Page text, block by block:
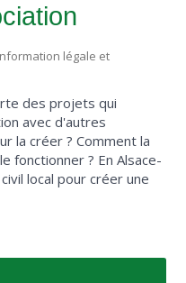
légale et
des projets qui
avec d'autres
la créer ? Comment la
fonctionner ? En Alsace-
local pour créer une